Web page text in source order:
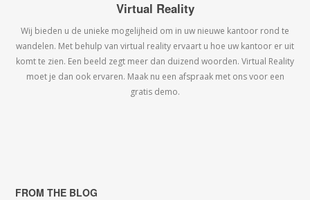
Virtual Reality
Wij bieden u de unieke mogelijheid om in uw nieuwe kantoor rond te
wandelen. Met behulp van virtual reality ervaart u hoe uw kantoor er uit
komt te zien. Een beeld zegt meer dan duizend woorden. Virtual Reality
moet je dan ook ervaren. Maak nu een afspraak met ons voor een
gratis demo.
FROM THE BLOG